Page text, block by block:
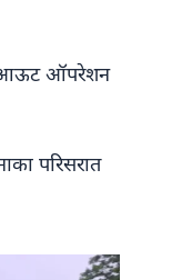
आऊट ऑपरेशन
परिसरात